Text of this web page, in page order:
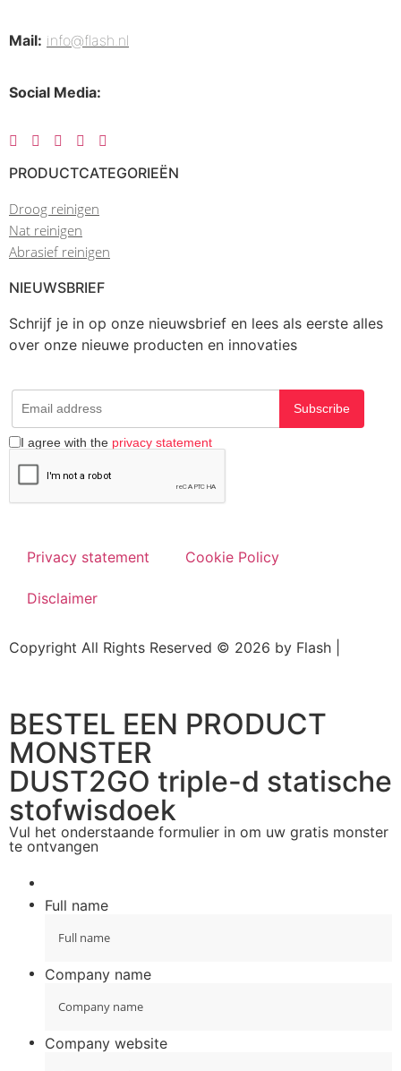
Mail: info@flash.nl
Social Media:
PRODUCTCATEGORIEËN
Droog reinigen
Nat reinigen
Abrasief reinigen
NIEUWSBRIEF
Schrijf je in op onze nieuwsbrief en lees als eerste alles
over onze nieuwe producten en innovaties
Subscribe
I agree with the privacy statement
Privacy statement Cookie Policy
Disclaimer
Copyright All Rights Reserved © 2026 by Flash |
BESTEL EEN PRODUCT
MONSTER
DUST2GO triple-d statische
stofwisdoek
Vul het onderstaande formulier in om uw gratis monster
te ontvangen
Full name
Company name
Company website